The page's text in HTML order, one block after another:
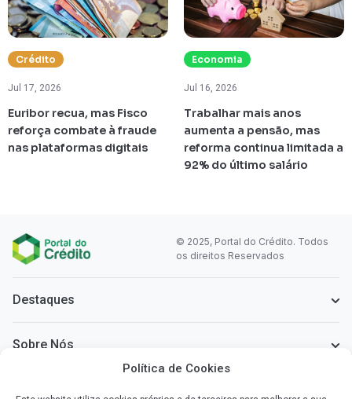
Política de Cookies
Crédito
Jul 17, 2026
Euribor recua, mas Fisco
reforça combate à fraude
nas plataformas digitais
Economia
Jul 16, 2026
Trabalhar mais anos
aumenta a pensão, mas
reforma continua limitada a
92% do último salário
© 2025, Portal do Crédito. Todos
os direitos Reservados
Destaques
Sobre Nós